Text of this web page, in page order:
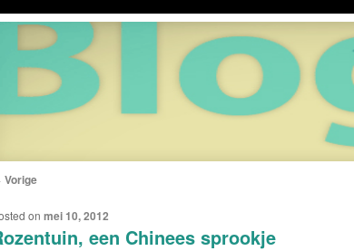
Vorige
een Chinees sprookje
on mei 10, 2012